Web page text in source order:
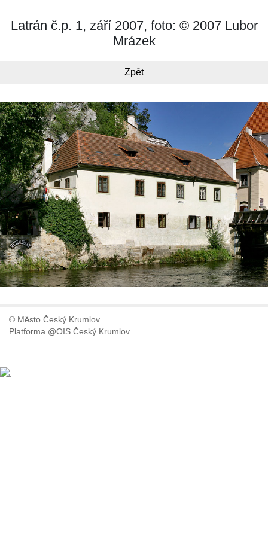
Latrán č.p. 1, září 2007, foto: © 2007 Lubor
Mrázek
Zpět
© Město Český Krumlov
Platforma @OIS Český Krumlov